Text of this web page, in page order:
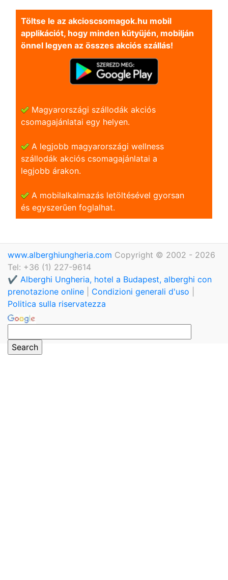
Töltse le az akcioscsomagok.hu mobil
applikációt, hogy minden kütyüjén, mobilján
önnel legyen az összes akciós szállás!
Magyarországi szállodák akciós
csomagajánlatai egy helyen.
A legjobb magyarországi wellness
szállodák akciós csomagajánlatai a
legjobb árakon.
A mobilalkalmazás letöltésével gyorsan
és egyszerũen foglalhat.
www.alberghiungheria.com Copyright © 2002 - 2026
Tel: +36 (1) 227-9614
✔️ Alberghi Ungheria, hotel a Budapest, alberghi con
prenotazione online
Condizioni generali d'uso
Politica sulla riservatezza